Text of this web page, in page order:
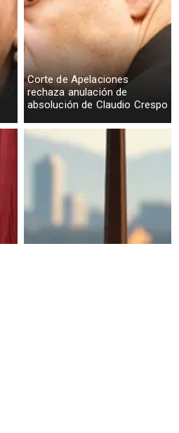
Corte de Apelaciones
rechaza anulación de
absolución de Claudio Crespo